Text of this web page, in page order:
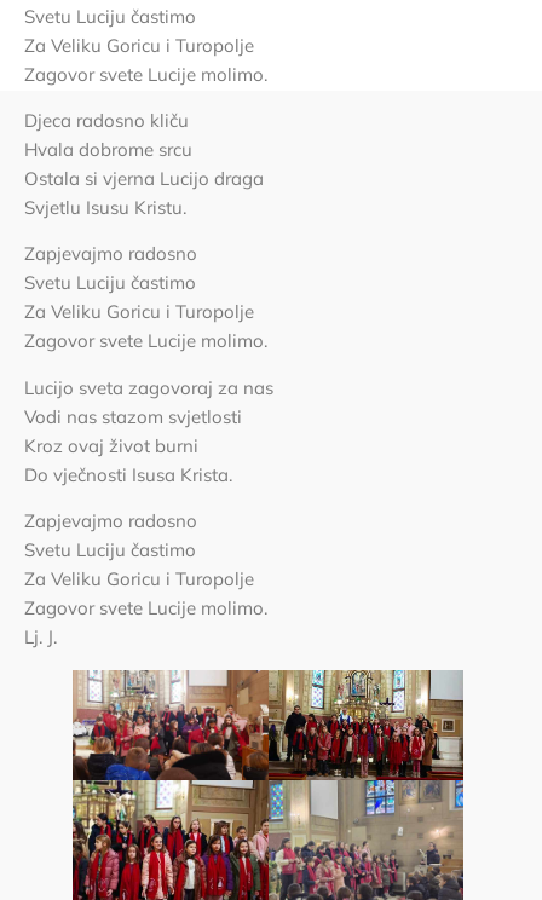
Svetu Luciju častimo
Za Veliku Goricu i Turopolje
Zagovor svete Lucije molimo.
Djeca radosno kliču
Hvala dobrome srcu
Ostala si vjerna Lucijo draga
Svjetlu Isusu Kristu.
Zapjevajmo radosno
Svetu Luciju častimo
Za Veliku Goricu i Turopolje
Zagovor svete Lucije molimo.
Lucijo sveta zagovoraj za nas
Vodi nas stazom svjetlosti
Kroz ovaj život burni
Do vječnosti Isusa Krista.
Zapjevajmo radosno
Svetu Luciju častimo
Za Veliku Goricu i Turopolje
Zagovor svete Lucije molimo.
Lj. J.